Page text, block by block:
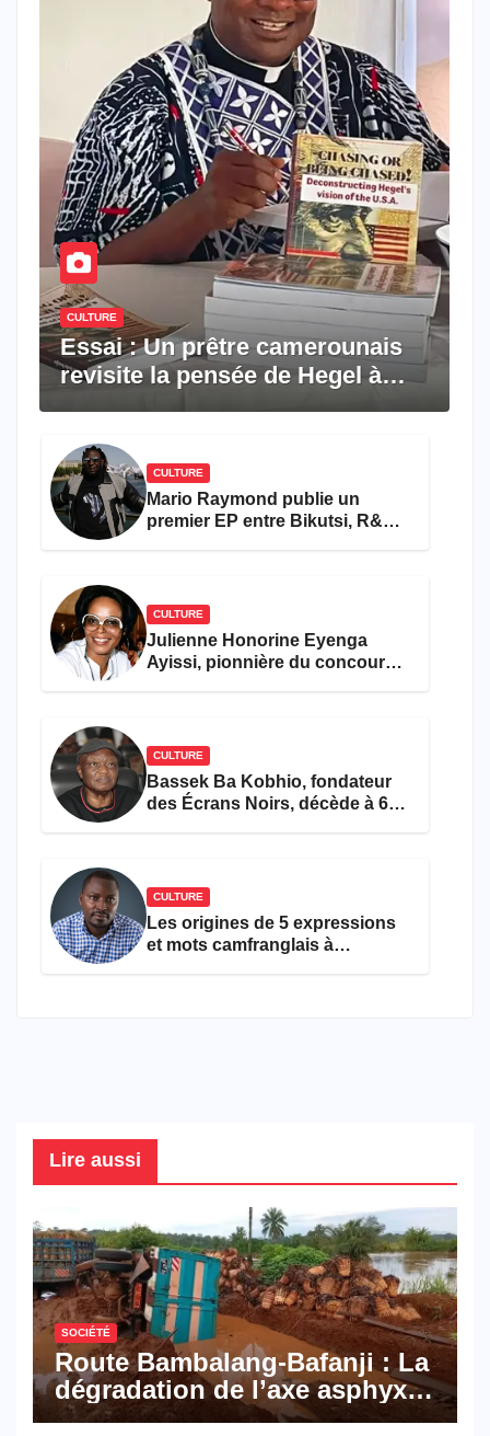
CULTURE
Essai : Un prêtre camerounais
revisite la pensée de Hegel à
CULTURE
Mario Raymond publie un
premier EP entre Bikutsi, R&B
CULTURE
Julienne Honorine Eyenga
Ayissi, pionnière du concours
CULTURE
Bassek Ba Kobhio, fondateur
des Écrans Noirs, décède à 69
CULTURE
Les origines de 5 expressions
et mots camfranglais à
Lire aussi
SOCIÉTÉ
Route Bambalang-Bafanji : La
dégradation de l’axe asphyxie
les activités économiques